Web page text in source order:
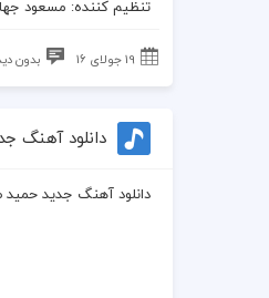
تنظیم کننده: مسعود
19 جولای 16 بدون
دانلود
دانلود آهنگ جدید